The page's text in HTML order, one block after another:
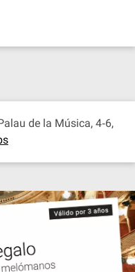
de la Música, 4‐6,